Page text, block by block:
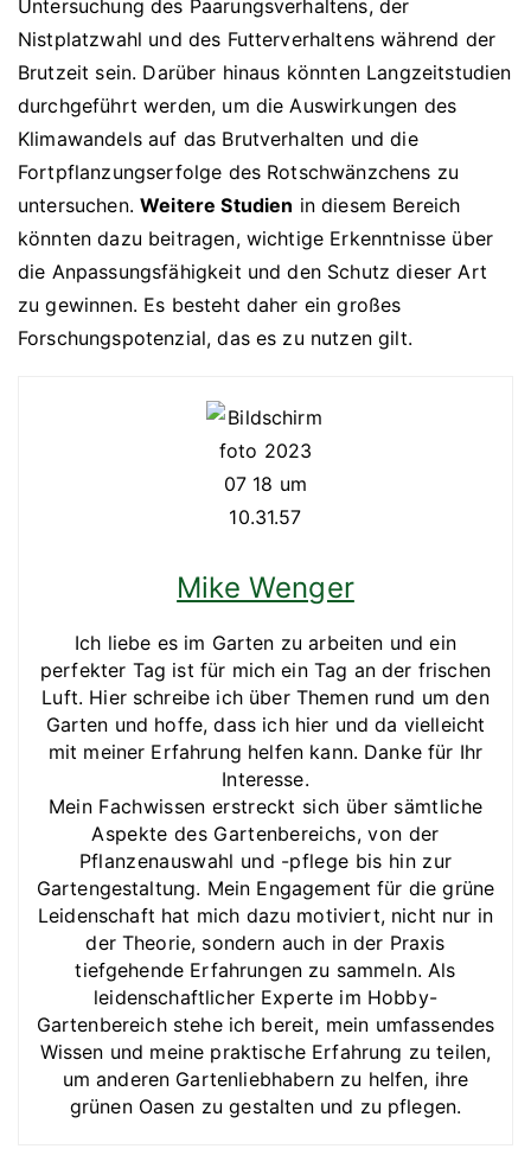
Untersuchung des Paarungsverhaltens, der
Nistplatzwahl und des Futterverhaltens während der
Brutzeit sein. Darüber hinaus könnten Langzeitstudien
durchgeführt werden, um die Auswirkungen des
Klimawandels auf das Brutverhalten und die
Fortpflanzungserfolge des Rotschwänzchens zu
untersuchen.Weitere Studien in diesem Bereich
könnten dazu beitragen, wichtige Erkenntnisse über
die Anpassungsfähigkeit und den Schutz dieser Art
zu gewinnen. Es besteht daher ein großes
Forschungspotenzial, das es zu nutzen gilt.
Mike Wenger
Ich liebe es im Garten zu arbeiten und ein
perfekter Tag ist für mich ein Tag an der frischen
Luft. Hier schreibe ich über Themen rund um den
Garten und hoffe, dass ich hier und da vielleicht
mit meiner Erfahrung helfen kann. Danke für Ihr
Interesse.
Mein Fachwissen erstreckt sich über sämtliche
Aspekte des Gartenbereichs, von der
Pflanzenauswahl und -pflege bis hin zur
Gartengestaltung. Mein Engagement für die grüne
Leidenschaft hat mich dazu motiviert, nicht nur in
der Theorie, sondern auch in der Praxis
tiefgehende Erfahrungen zu sammeln. Als
leidenschaftlicher Experte im Hobby-
Gartenbereich stehe ich bereit, mein umfassendes
Wissen und meine praktische Erfahrung zu teilen,
um anderen Gartenliebhabern zu helfen, ihre
grünen Oasen zu gestalten und zu pflegen.